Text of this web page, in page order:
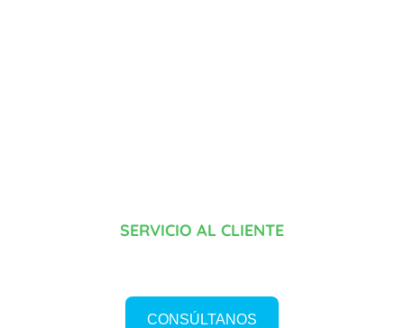
SERVICIO AL CLIENTE
CONSÚLTANOS